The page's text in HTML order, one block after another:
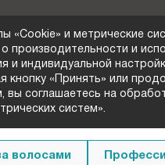
волосами
«Cookie» и метрические
производительности и
и индивидуальной
кнопку «Принять» или
вы соглашаетесь на
систем».